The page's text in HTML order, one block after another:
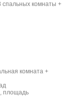
комнаты +
комната +
площадь